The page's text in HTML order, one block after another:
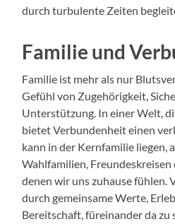
durch turbulente Zeiten
Familie und
Familie ist mehr als nur
Gefühl von Zugehörigkeit,
Unterstützung. In einer Welt,
bietet Verbundenheit einen
kann in der Kernfamilie liegen,
Wahlfamilien,
denen wir uns zuhause
durch gemeinsame Werte,
Bereitschaft, füreinander da zu